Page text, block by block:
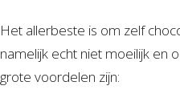
Het allerbeste is om zelf
namelijk echt niet moeilijk en
grote voordelen zijn: